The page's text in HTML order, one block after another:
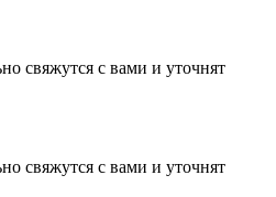
свяжутся с вами и уточнят
свяжутся с вами и уточнят